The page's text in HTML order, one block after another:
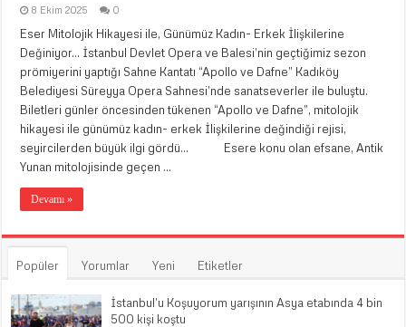
8 Ekim 2025 0
Eser Mitolojik Hikayesi ile, Günümüz Kadın- Erkek İlişkilerine
Değiniyor… İstanbul Devlet Opera ve Balesi’nin geçtiğimiz sezon
prömiyerini yaptığı Sahne Kantatı “Apollo ve Dafne” Kadıköy
Belediyesi Süreyya Opera Sahnesi’nde sanatseverler ile buluştu.
Biletleri günler öncesinden tükenen “Apollo ve Dafne”, mitolojik
hikayesi ile günümüz kadın- erkek İlişkilerine değindiği rejisi,
seyircilerden büyük ilgi gördü… Esere konu olan efsane, Antik
Yunan mitolojisinde geçen …
Devamı »
Popüler Yorumlar Yeni Etiketler
İstanbul’u Koşuyorum yarışının Asya etabında 4 bin
500 kişi koştu